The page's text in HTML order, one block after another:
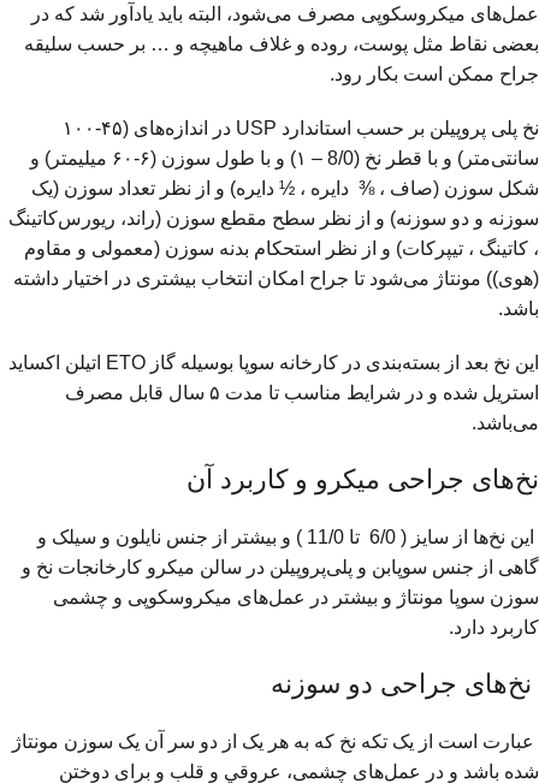
عمل‌های میکروسکوپی مصرف می‌شود، البته باید یادآور شد که در
بعضی نقاط مثل پوست، روده و غلاف ماهيچه و … بر حسب سلیقه
جراح ممكن است بکار رود.
نخ پلی پروپیلن بر حسب استاندارد USP در اندازه‌های (۴۵-۱۰۰
سانتی‌متر) و با قطر نخ (8/0 – ۱) و با طول سوزن (۶-۶۰ میلیمتر) و
شکل سوزن (صاف ، ⅜ دایره ، ½ دایره) و از نظر تعداد سوزن (یک
سوزنه و دو سوزنه) و از نظر سطح مقطع سوزن (راند، ریورس‌کاتینگ
، کاتینگ ، تیپرکات) و از نظر استحکام بدنه سوزن (معمولی و مقاوم
(هوى)) مونتاژ می‌شود تا جراح امکان انتخاب بیشتری در اختیار داشته
باشد.
این نخ بعد از بسته‌بندی در کارخانه سوپا بوسیله گاز ETO اتیلن اکساید
استریل شده و در شرایط مناسب تا مدت ۵ سال قابل مصرف
می‌باشد.
نخ‌های جراحی میکرو و کاربرد آن
این نخ‌ها از سایز ( 6/0 تا 11/0 ) و بیشتر از جنس نایلون و سیلک و
گاهی از جنس سوپابن و پلی‌پروپیلن در سالن میکرو کارخانجات نخ و
سوزن سوپا مونتاژ و بیشتر در عمل‌های میکروسکوپی و چشمی
کاربرد دارد.
نخ‌های جراحی دو سوزنه
عبارت است از یک تکه نخ که به هر یک از دو سر آن یک سوزن مونتاژ
شده باشد و در عمل‌های چشمی، عروقي و قلب و برای دوختن